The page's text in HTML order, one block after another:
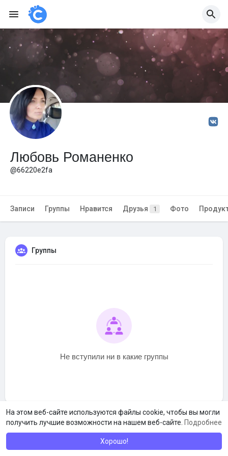
На этом веб-сайте используются файлы cookie, чтобы вы могли
получить лучшие возможности на нашем веб-сайте. Подробнее
Хорошо!
Любовь Романенко
@66220e2fa
Записи Группы Нравится Друзья 1 Фото
Группы
Не вступили ни в какие группы